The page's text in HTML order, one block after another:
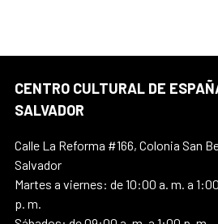
CENTRO CULTURAL DE
SALVADOR
Calle La Reforma #166, Colonia San
Salvador
Martes a viernes: de 10:00 a. m. a
p. m.